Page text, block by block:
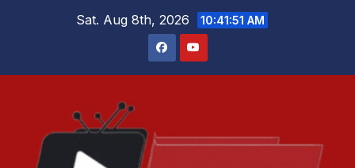
Sat. Aug 8th, 2026 10:41:51 AM